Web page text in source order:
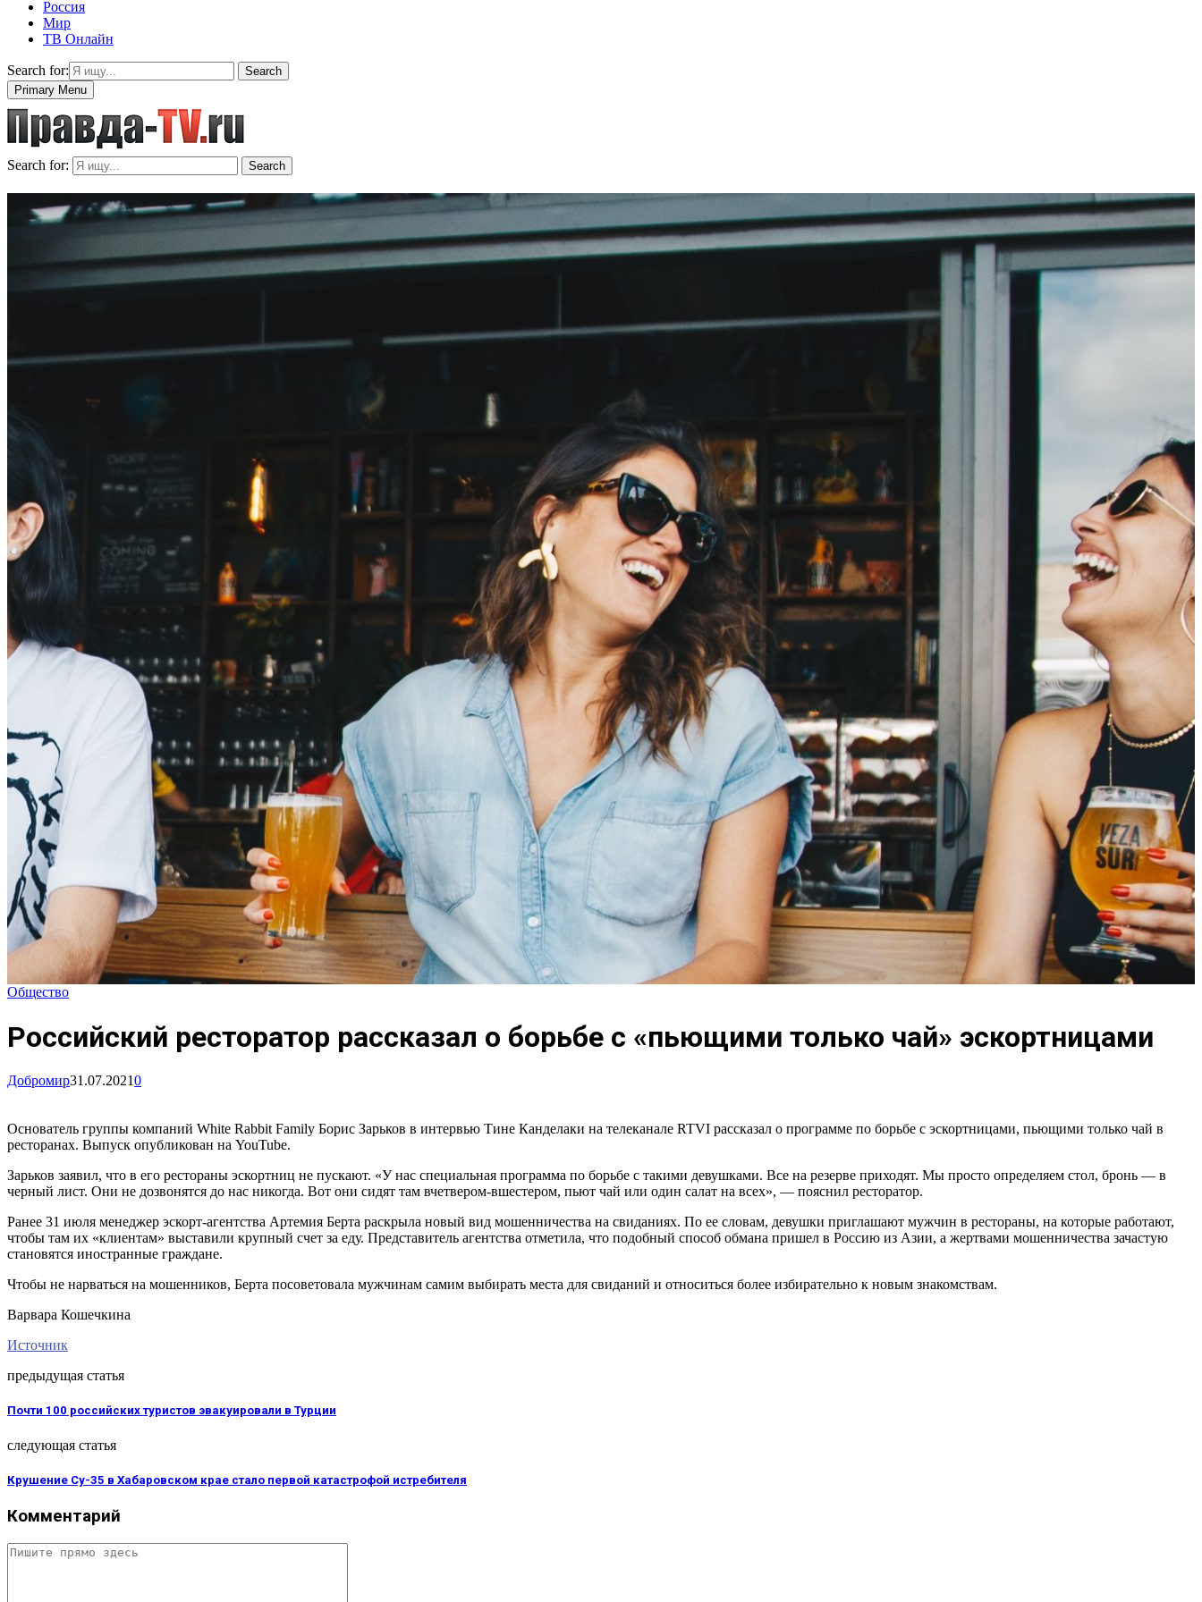
Россия
Мир
ТВ Онлайн
Search for:
Search
Primary Menu
Search for: Search
Общество
Российский ресторатор рассказал о борьбе с «пьющими только чай» эскортницами
Добромир31.07.20210
Основатель группы компаний White Rabbit Family Борис Зарьков в интервью Тине Канделаки на телеканале RTVI рассказал о программе по борьбе с эскортницами, пьющими только чай в
ресторанах. Выпуск опубликован на YouTube.
Зарьков заявил, что в его рестораны эскортниц не пускают. «У нас специальная программа по борьбе с такими девушками. Все на резерве приходят. Мы просто определяем стол, бронь — в
черный лист. Они не дозвонятся до нас никогда. Вот они сидят там вчетвером-вшестером, пьют чай или один салат на всех», — пояснил ресторатор.
Ранее 31 июля менеджер эскорт-агентства Артемия Берта раскрыла новый вид мошенничества на свиданиях. По ее словам, девушки приглашают мужчин в рестораны, на которые работают,
чтобы там их «клиентам» выставили крупный счет за еду. Представитель агентства отметила, что подобный способ обмана пришел в Россию из Азии, а жертвами мошенничества зачастую
становятся иностранные граждане.
Чтобы не нарваться на мошенников, Берта посоветовала мужчинам самим выбирать места для свиданий и относиться более избирательно к новым знакомствам.
Варвара Кошечкина
Источник
предыдущая статья
Почти 100 российских туристов эвакуировали в Турции
следующая статья
Крушение Су-35 в Хабаровском крае стало первой катастрофой истребителя
Комментарий